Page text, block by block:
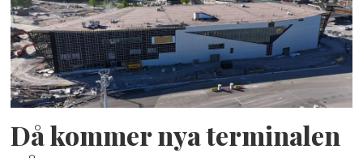
Då kommer nya terminalen